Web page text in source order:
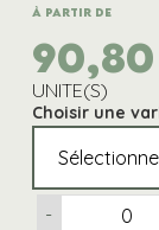
À partir de
90,80
UNITE(S)
Choisir une
-